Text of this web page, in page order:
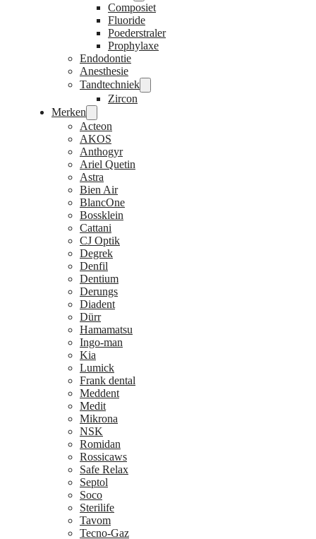
Composiet
Fluoride
Poederstraler
Prophylaxe
Endodontie
Anesthesie
Tandtechniek
Zircon
Merken
Acteon
AKOS
Anthogyr
Ariel Quetin
Astra
Bien Air
BlancOne
Bossklein
Cattani
CJ Optik
Degrek
Denfil
Dentium
Derungs
Diadent
Dürr
Hamamatsu
Ingo-man
Kia
Lumick
Frank dental
Meddent
Medit
Mikrona
NSK
Romidan
Rossicaws
Safe Relax
Septol
Soco
Sterilife
Tavom
Tecno-Gaz